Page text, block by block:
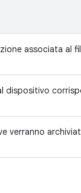
associata al
dispositivo
verranno